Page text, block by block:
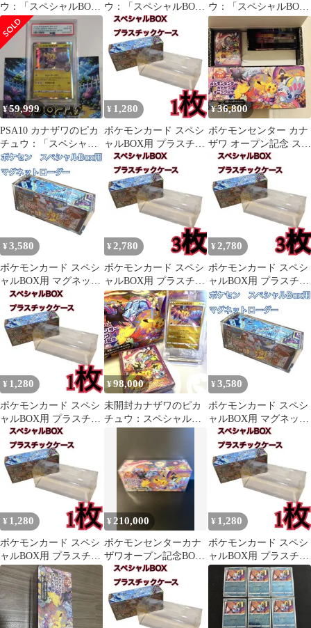
ウ：「スペシャルBOX
ポケモンセンターカナ
ザワオープン記念…
ウ：「スペシャルBOX
ポケモンセンターカナ
ザワオープン記念…
ウ：「スペシャルBOX
ポケモンセンターカナ
ザワオープン記念…
¥59,999
PSA10 カナザワのピカ
チュウ：「スペシャル
BOX ポケモンセンター
カナザワ
¥ 1,280
ポケモンカード スペシ
ャルBOX用 プラスチッ
クケース フクオカ51
¥36,800
ポケモンセンター カナ
ザワ オープン記念 スペ
シャルBOX プロモなし
¥ 3,580
ポケモンカード スペシ
ャルBOX用 マグネット
ローダー フクオカ5
¥ 2,780
ポケモンカード スペシ
ャルBOX用 プラスチッ
クケース フクオカ52
¥ 2,780
ポケモンカード スペシ
ャルBOX用 プラスチッ
クケース フクオカ42
¥ 1,280
ポケモンカード スペシ
ャルBOX用 プラスチッ
クケース フクオカ41
¥98,000
未開封カナザワのピカ
チュウ：スペシャル
¥ 3,580
ポケモンカード スペシ
ャルBOX用 マグネット
ローダー フクオカ4
¥ 1,280
ポケモンカード スペシ
ャルBOX用 プラスチッ
クケース フクオカ21
¥ 210,000
ポケモンセンターカナ
ザワオープン記念BOX
未開封 シュリンク付き
¥ 1,280
ポケモンカード スペシ
ャルBOX用 プラスチッ
クケース フクオカ31